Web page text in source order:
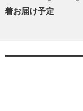
着お届け予定